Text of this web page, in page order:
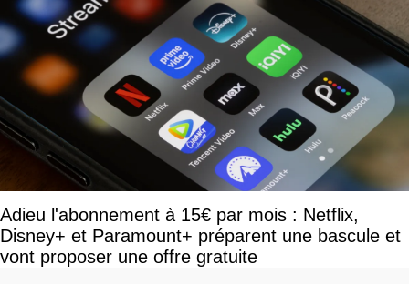
Adieu l'abonnement à 15€ par mois : Netflix,
Disney+ et Paramount+ préparent une bascule et
vont proposer une offre gratuite